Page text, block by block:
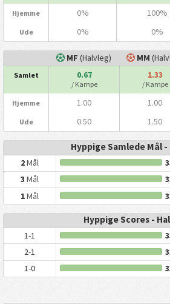
Hjemme 0% 100%
Ude 0% 0%
MF (Halvleg) MM
Samlet 0.67
/ Kampe
1.33
/ Kampe
Hjemme 1.00 1.00
Ude 0.50 1.50
Hyppige Samlede Mål -
2Mål
3Mål
1Mål
Hyppige Scores -
1-1
2-1
1-0